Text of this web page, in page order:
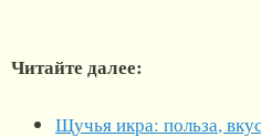
Читайте далее:
Щучья икра: польза,